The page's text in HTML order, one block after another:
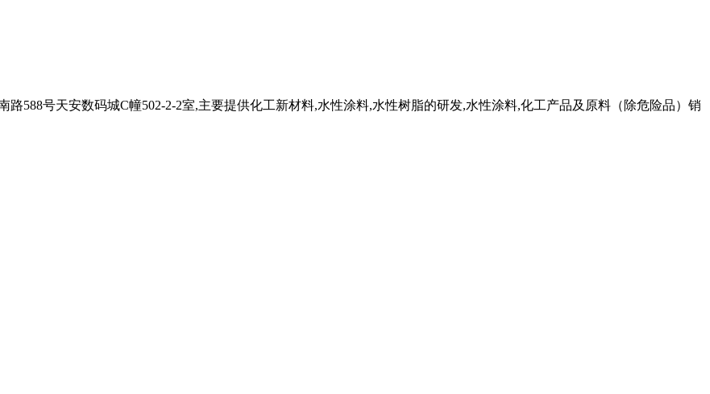
588号天安数码城C幢502-2-2室,主要提供化工新材料,水性涂料,水性树脂的研发,水性涂料,化工产品及原料（除危险品）销